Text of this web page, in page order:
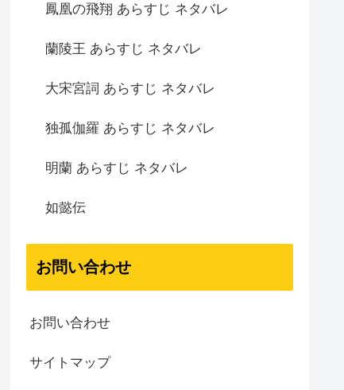
鳳凰の飛翔 あらすじ ネタバレ
蘭陵王 あらすじ ネタバレ
大宋宮詞 あらすじ ネタバレ
独孤伽羅 あらすじ ネタバレ
明蘭 あらすじ ネタバレ
如懿伝
お問い合わせ
お問い合わせ
サイトマップ